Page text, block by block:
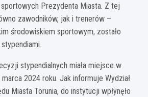
Prezydenta Miasta. Z tej
zawodników, jak i trenerów –
środowiskiem sportowym, zostało
stypendialnych miała miejsce w
2024 roku. Jak informuje Wydział
Miasta Torunia, do instytucji wpłynęło